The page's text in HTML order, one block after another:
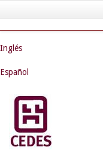
navigation
Inglés
Español